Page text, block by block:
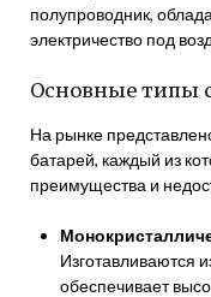
полупроводник,
электричество под
Основные типы
На рынке
батарей, каждый из
преимущества и
Изготавливаются
обеспечивает